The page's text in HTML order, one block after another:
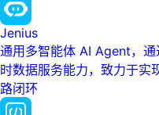
Jenius
通用多智能体 AI Agent，
时数据服务能力，致力于实
路闭环